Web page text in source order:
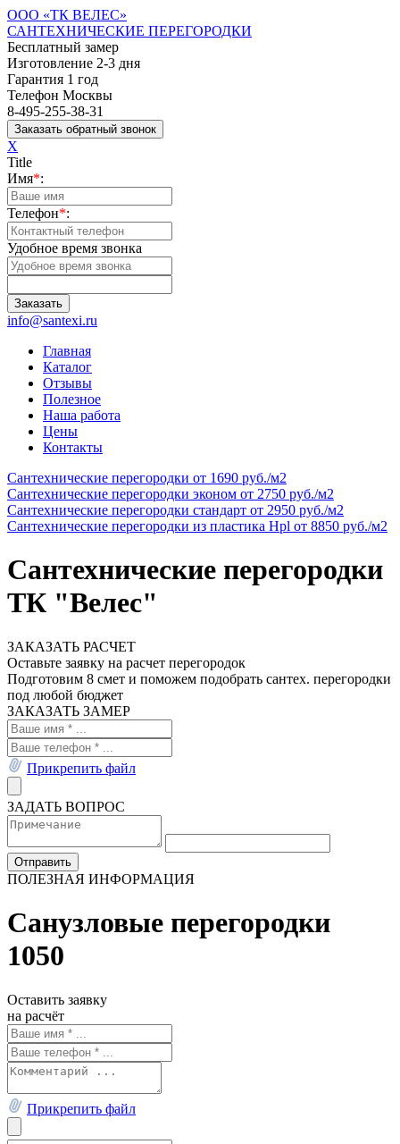
ООО «ТК ВЕЛЕС»
САНТЕХНИЧЕСКИЕ ПЕРЕГОРОДКИ
Бесплатный замер
Изготовление 2-3 дня
Гарантия 1 год
Телефон Москвы
8-495-255-38-31
X
Title
Имя*:
Телефон*:
Удобное время звонка
info@santexi.ru
Главная
Каталог
Отзывы
Полезное
Наша работа
Цены
Контакты
Сантехнические перегородки от 1690 руб./м2
Cантехнические перегородки эконом от 2750 руб./м2
Сантехнические перегородки стандарт от 2950 руб./м2
Сантехнические перегородки из пластика Hpl от 8850 руб./м2
Сантехнические перегородки
ТК "Велес"
ЗАКАЗАТЬ РАСЧЕТ
Оставьте заявку на расчет перегородок
Подготовим 8 смет и поможем подобрать сантех. перегородки
под любой бюджет
ЗАКАЗАТЬ ЗАМЕР
Прикрепить файл
ЗАДАТЬ ВОПРОС
ПОЛЕЗНАЯ ИНФОРМАЦИЯ
Санузловые перегородки
1050
Оставить заявку
на расчёт
Прикрепить файл